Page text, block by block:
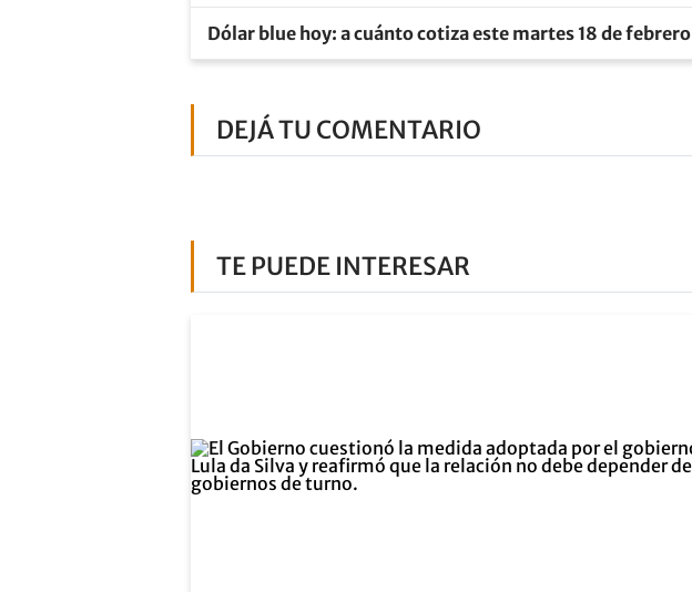
Dólar blue hoy: a cuánto cotiza este martes 18 de febrero
DEJÁ TU COMENTARIO
TE PUEDE INTERESAR